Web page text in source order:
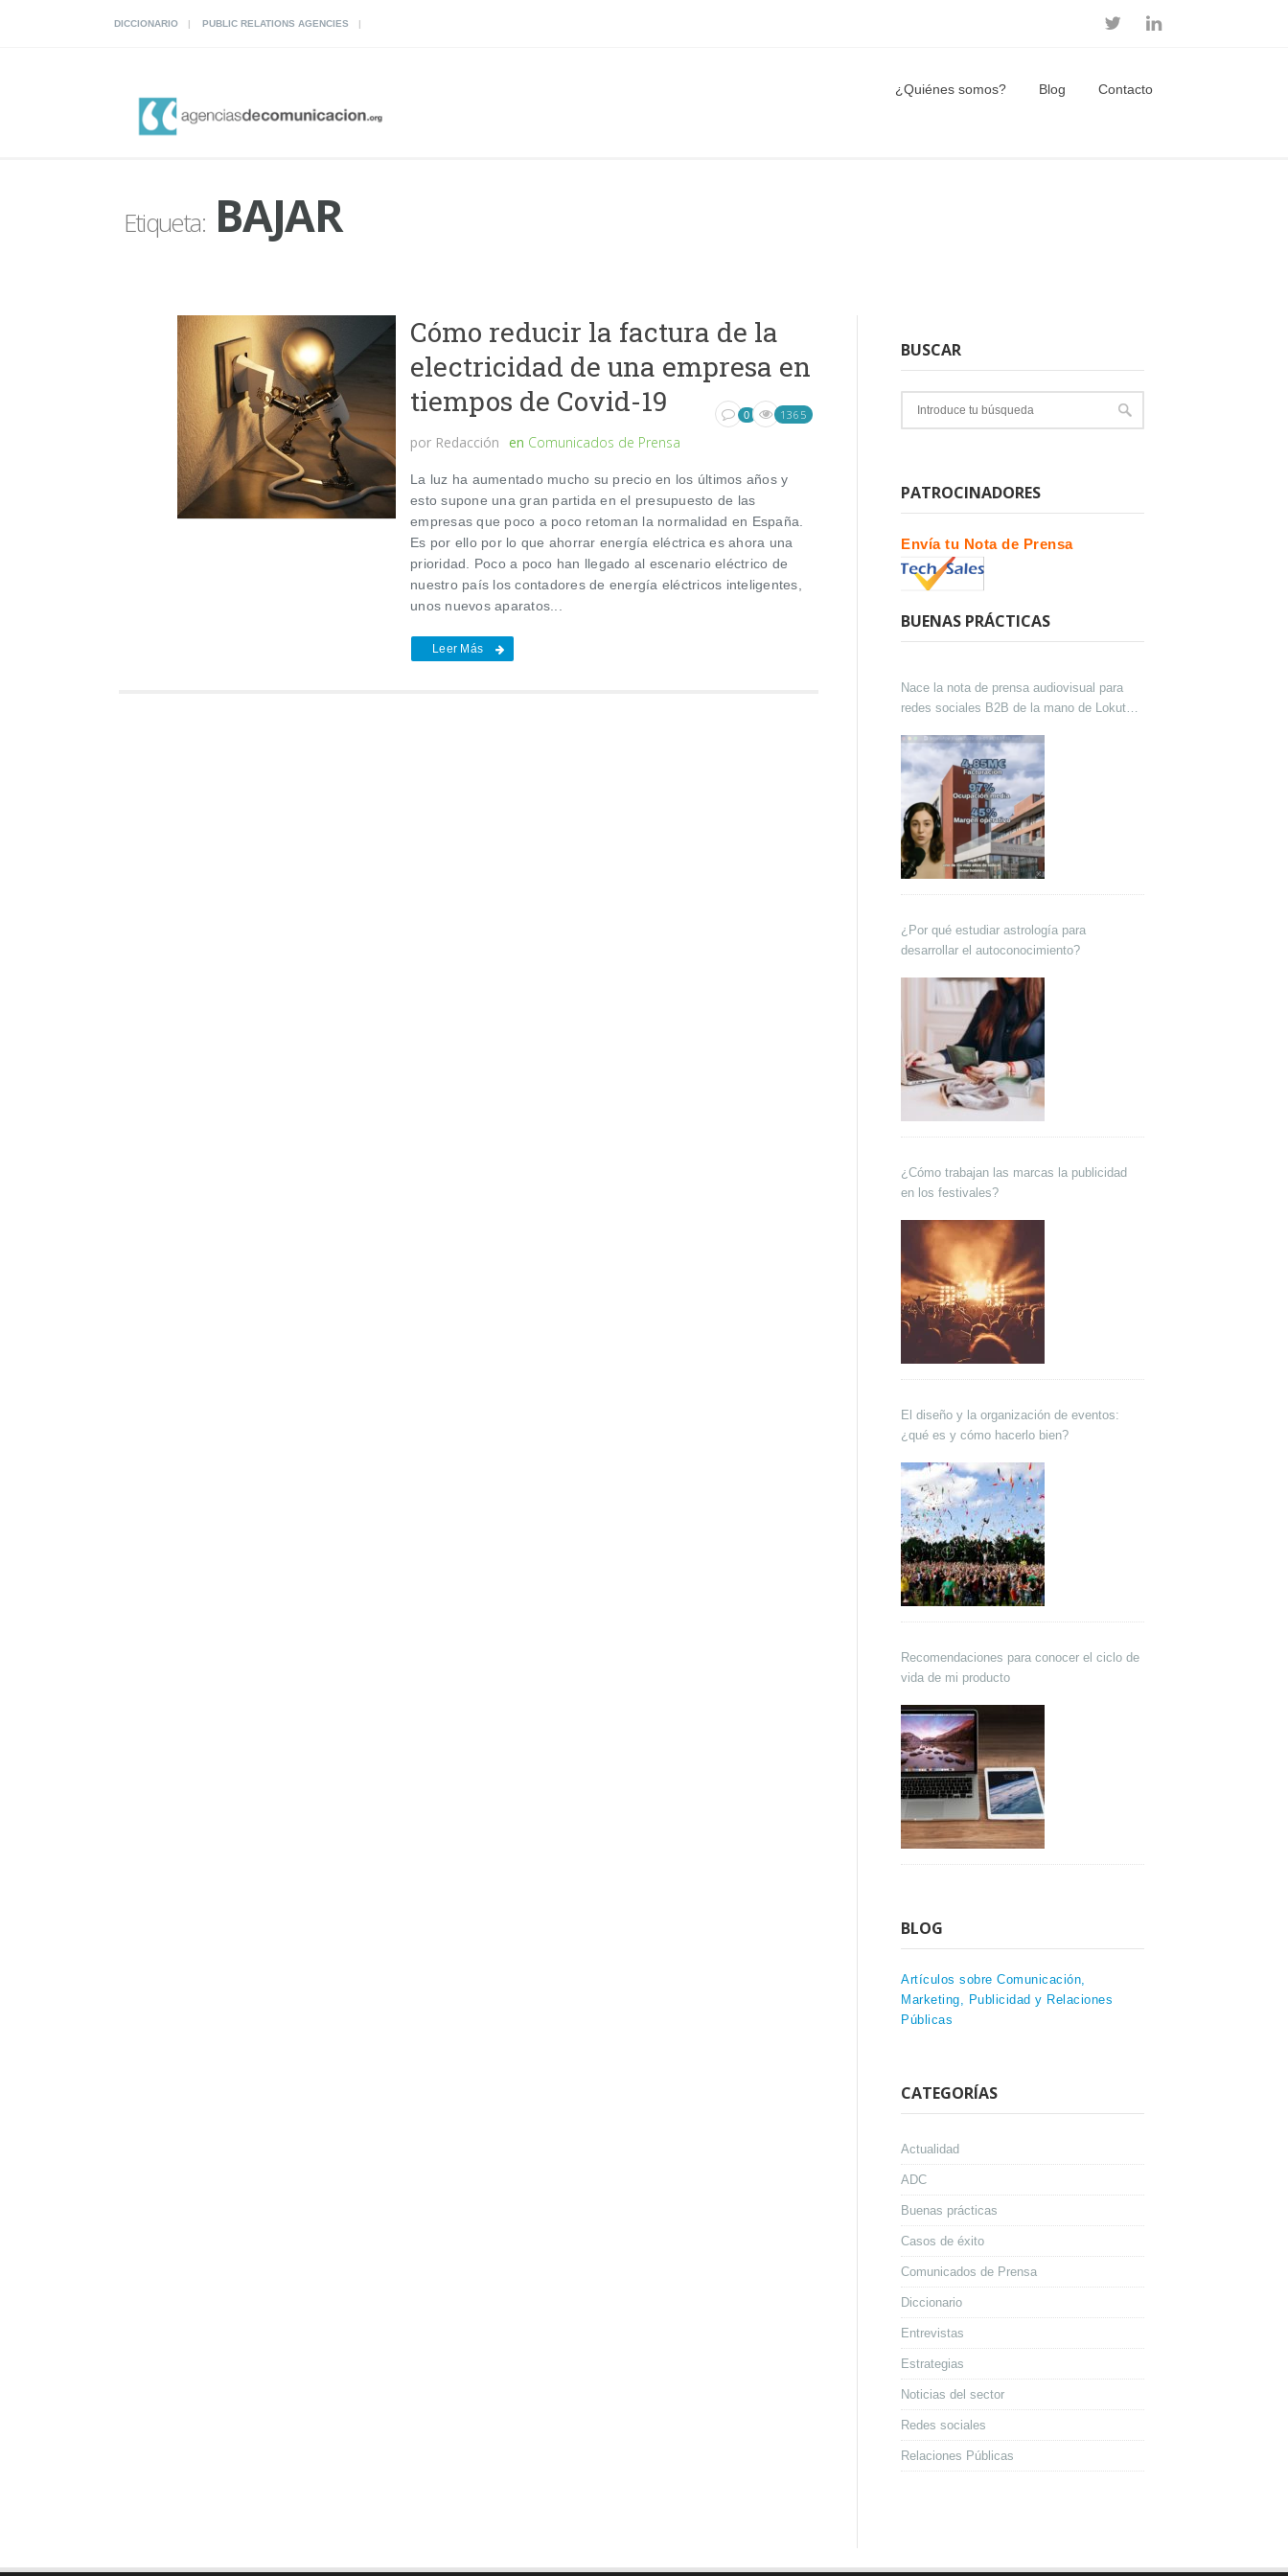
DICCIONARIO PUBLIC RELATIONS AGENCIES
¿Quiénes somos? Blog Contacto
Etiqueta:BAJAR
Cómo reducir la factura de la
electricidad de una empresa en
tiempos de Covid-19
por Redacción en Comunicados de Prensa
0 1365
La luz ha aumentado mucho su precio en los últimos años y
esto supone una gran partida en el presupuesto de las
empresas que poco a poco retoman la normalidad en España.
Es por ello por lo que ahorrar energía eléctrica es ahora una
prioridad. Poco a poco han llegado al escenario eléctrico de
nuestro país los contadores de energía eléctricos inteligentes,
unos nuevos aparatos...
Leer Más
BUSCAR
PATROCINADORES
Envía tu Nota de Prensa
BUENAS PRÁCTICAS
Nace la nota de prensa audiovisual para
redes sociales B2B de la mano de Lokutor
¿Por qué estudiar astrología para
desarrollar el autoconocimiento?
¿Cómo trabajan las marcas la publicidad
en los festivales?
El diseño y la organización de eventos:
¿qué es y cómo hacerlo bien?
Recomendaciones para conocer el ciclo de
vida de mi producto
BLOG
Artículos sobre Comunicación,
Marketing, Publicidad y Relaciones
Públicas
CATEGORÍAS
Actualidad
ADC
Buenas prácticas
Casos de éxito
Comunicados de Prensa
Diccionario
Entrevistas
Estrategias
Noticias del sector
Redes sociales
Relaciones Públicas